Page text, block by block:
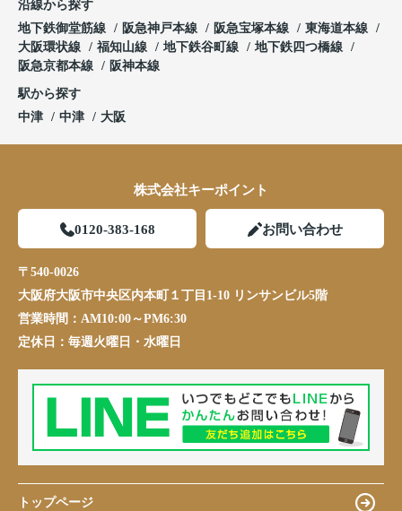
沿線から探す
地下鉄御堂筋線
阪急神戸本線 阪急宝塚本線
東海道本線
大阪環状線
福知山線 地下鉄谷町線
地下鉄四つ橋線
阪急京都本線
阪神本線
駅から探す
中津
中津 大阪
株式会社キーポイント
0120-383-168 お問い合わせ
〒540-0026
大阪府大阪市中央区内本町１丁目1-10 リンサンビル5階
営業時間： AM10:00～PM6:30
定休日： 毎週火曜日・水曜日
トップページ